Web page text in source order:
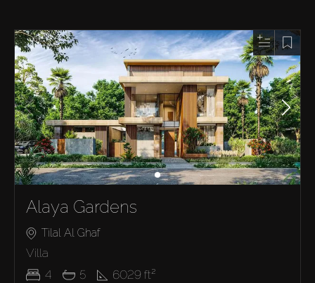
Alaya Gardens
Tilal Al Ghaf
Villa
4
5 6029 ft²